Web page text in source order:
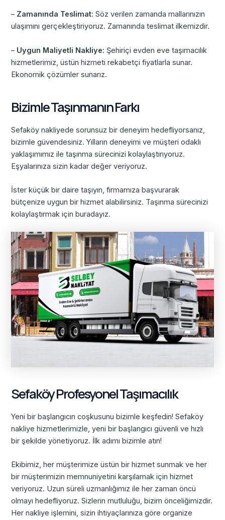
– Zamanında Teslimat: Söz verilen zamanda mallarınızın
ulaşımını gerçekleştiriyoruz. Zamanında teslimat ilkemizdir.
– Uygun Maliyetli Nakliye: Şehiriçi evden eve taşımacılık
hizmetlerimiz, üstün hizmeti rekabetçi fiyatlarla sunar.
Ekonomik çözümler sunarız.
Bizimle Taşınmanın Farkı
Sefaköy nakliyede sorunsuz bir deneyim hedefliyorsanız,
bizimle güvendesiniz. Yılların deneyimi ve müşteri odaklı
yaklaşımımız ile taşınma sürecinizi kolaylaştırıyoruz.
Eşyalarınıza sizin kadar değer veriyoruz.
İster küçük bir daire taşıyın, firmamıza başvurarak
bütçenize uygun bir hizmet alabilirsiniz. Taşınma sürecinizi
kolaylaştırmak için buradayız.
Sefaköy Profesyonel Taşımacılık
Yeni bir başlangıcın coşkusunu bizimle keşfedin! Sefaköy
nakliye hizmetlerimizle, yeni bir başlangıcı güvenli ve hızlı
bir şekilde yönetiyoruz. İlk adımı bizimle atın!
Ekibimiz, her müşterimize üstün bir hizmet sunmak ve her
bir müşterimizin memnuniyetini karşılamak için hizmet
veriyoruz. Uzun süreli uzmanlığımız ile her zaman öncü
olmayı hedefliyoruz. Sizlerin mutluluğu, bizim önceliğimizdir.
Her nakliye işlemini, sizin ihtiyaçlarınıza göre organize